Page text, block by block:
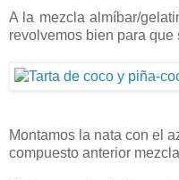
A la mezcla almíbar/
revolvemos bien para que
Montamos la nata con el
compuesto anterior